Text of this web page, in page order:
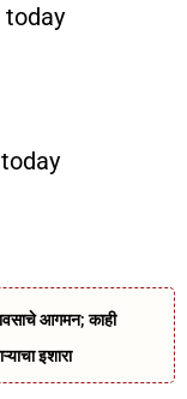
today
आगमन; काही
इशारा